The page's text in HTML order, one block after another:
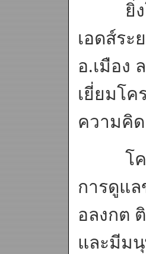
ยิ่งโค
เอดส์ร
อ.เมือง
เยี่ยมโค
ความคิ
โครง
การดูแ
อลงกต
และมีม